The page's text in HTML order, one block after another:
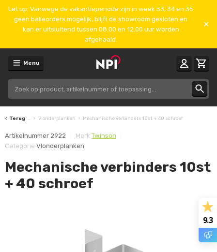
Let op: Vanwege de vakantieperiode zijn in week 33, 34 en 35
geen balieorders mogelijk, blijft de showroom gesloten en
kan er uitsluitend tussen 08.00 en 12.00 uur worden
afgehaald.
Menu
Terug Vlonderplanken Mechanische verbinders 10st + 40 schroef
Artikelnummer 2922 Merk Twinson
Categorie Vlonderplanken
Mechanische verbinders 10st
+ 40 schroef
9.3